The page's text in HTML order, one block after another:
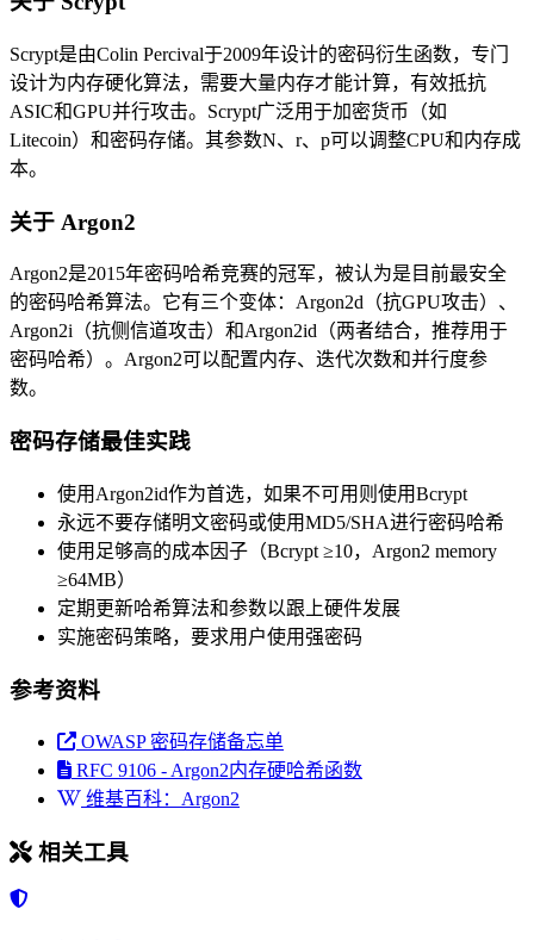
Scrypt是由Colin Percival于2009年设计的密码衍生函数，专门
设计为内存硬化算法，需要大量内存才能计算，有效抵抗
ASIC和GPU并行攻击。Scrypt广泛用于加密货币（如
Litecoin）和密码存储。其参数N、r、p可以调整CPU和内存成
本。
关于 Argon2
Argon2是2015年密码哈希竞赛的冠军，被认为是目前最安全
的密码哈希算法。它有三个变体：Argon2d（抗GPU攻击）、
Argon2i（抗侧信道攻击）和Argon2id（两者结合，推荐用于
密码哈希）。Argon2可以配置内存、迭代次数和并行度参
数。
密码存储最佳实践
使用Argon2id作为首选，如果不可用则使用Bcrypt
永远不要存储明文密码或使用MD5/SHA进行密码哈希
使用足够高的成本因子（Bcrypt ≥10，Argon2 memory
≥64MB）
定期更新哈希算法和参数以跟上硬件发展
实施密码策略，要求用户使用强密码
参考资料
OWASP 密码存储备忘单
RFC 9106 - Argon2内存硬哈希函数
维基百科：Argon2
相关工具